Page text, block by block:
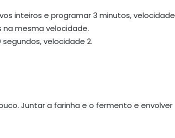
inteiros e programar 3 minutos, velocidade
mesma velocidade.
velocidade 2.
Juntar a farinha e o fermento e envolver